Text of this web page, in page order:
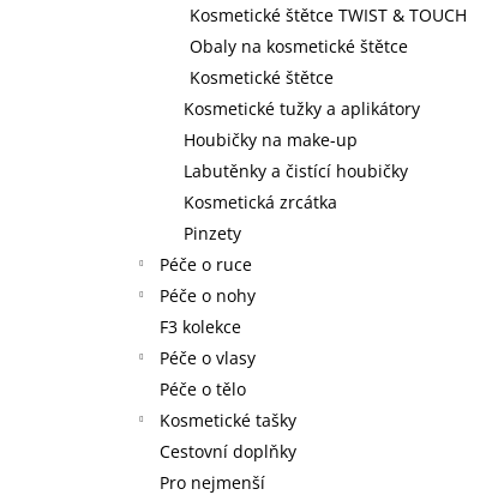
Kosmetické štětce TWIST & TOUCH
Obaly na kosmetické štětce
Kosmetické štětce
Kosmetické tužky a aplikátory
Houbičky na make-up
Labutěnky a čistící houbičky
Kosmetická zrcátka
Pinzety
Péče o ruce
Péče o nohy
F3 kolekce
Péče o vlasy
Péče o tělo
Kosmetické tašky
Cestovní doplňky
Pro nejmenší